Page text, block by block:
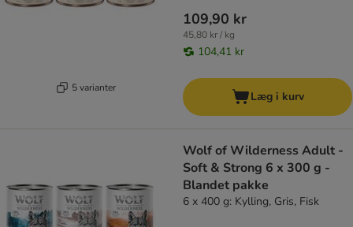
5 varianter
109,90 kr
45,80 kr / kg
104,41 kr
Læg i kurv
Wolf of Wilderness Adult -
Soft & Strong 6 x 300 g -
Blandet pakke
6 x 400 g: Kylling, Gris, Fisk